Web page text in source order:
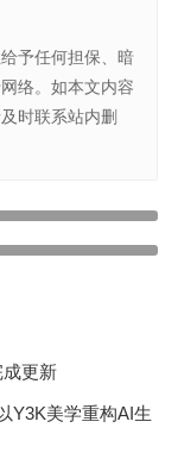
予任何担保、暗
络。如本文内容
时联系站内删
更新
Y3K美学重构AI生